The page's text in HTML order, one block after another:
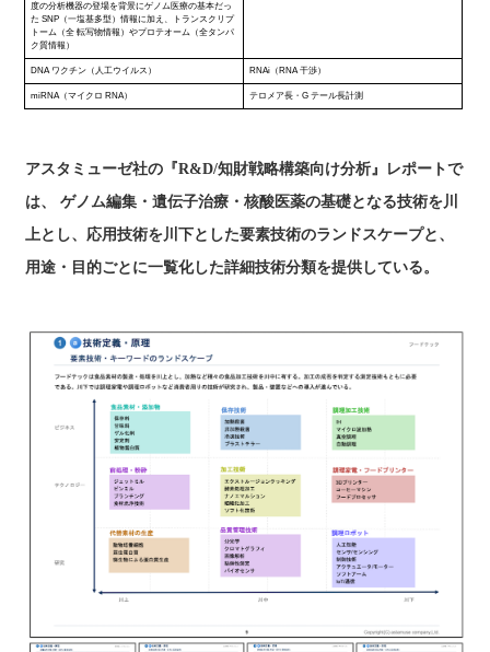
度の分析機器の登場を背景にゲノム医療の基本だっ
た SNP（一塩基多型）情報に加え、トランスクリプ
トーム（全 転写物情報）やプロテオーム（全タンパ
ク質情報）
DNA ワクチン（人工ウイルス） RNAi（RNA 干渉）
miRNA（マイクロ RNA） テロメア長・G テール長計測
アスタミューゼ社の『R&D/知財戦略構築向け分析』レポートで
は、 ゲノム編集・遺伝子治療・核酸医薬の基礎となる技術を川
上とし、応用技術を川下とした要素技術のランドスケープと、
用途・目的ごとに一覧化した詳細技術分類を提供している。